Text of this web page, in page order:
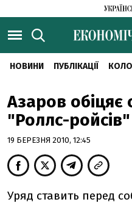
НОВИНИ ПУБЛІКАЦІЇ
Азаров обіцяє
"Роллс-
19 БЕРЕЗНЯ 2010, 12:45
Уряд ставить перед